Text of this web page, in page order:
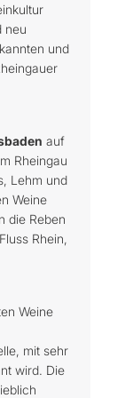
neu
und
auf
Rheingau
Lehm und
Weine
die Reben
Rhein,
Weine
mit sehr
wird. Die